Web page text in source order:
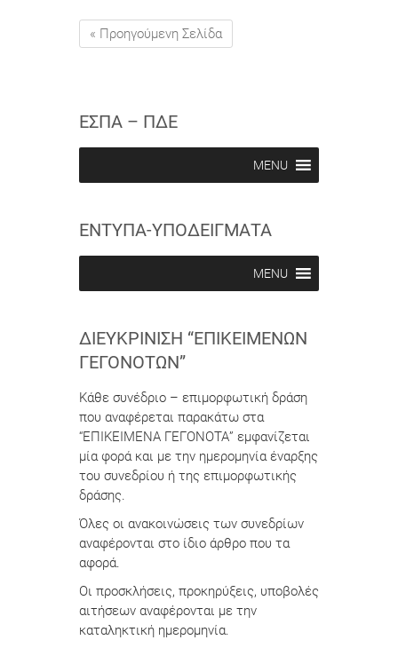
« Προηγούμενη Σελίδα
ΕΣΠΑ – ΠΔΕ
MENU
ΕΝΤΥΠΑ-ΥΠΟΔΕΙΓΜΑΤΑ
MENU
ΔΙΕΥΚΡΊΝΙΣΗ “ΕΠΙΚΕΊΜΕΝΩΝ
ΓΕΓΟΝΌΤΩΝ”
Κάθε συνέδριο – επιμορφωτική δράση
που αναφέρεται παρακάτω στα
“ΕΠΙΚΕΙΜΕΝΑ ΓΕΓΟΝΟΤΑ” εμφανίζεται
μία φορά και με την ημερομηνία έναρξης
του συνεδρίου ή της επιμορφωτικής
δράσης.
Όλες οι ανακοινώσεις των συνεδρίων
αναφέρονται στο ίδιο άρθρο που τα
αφορά.
Οι προσκλήσεις, προκηρύξεις, υποβολές
αιτήσεων αναφέρονται με την
καταληκτική ημερομηνία.